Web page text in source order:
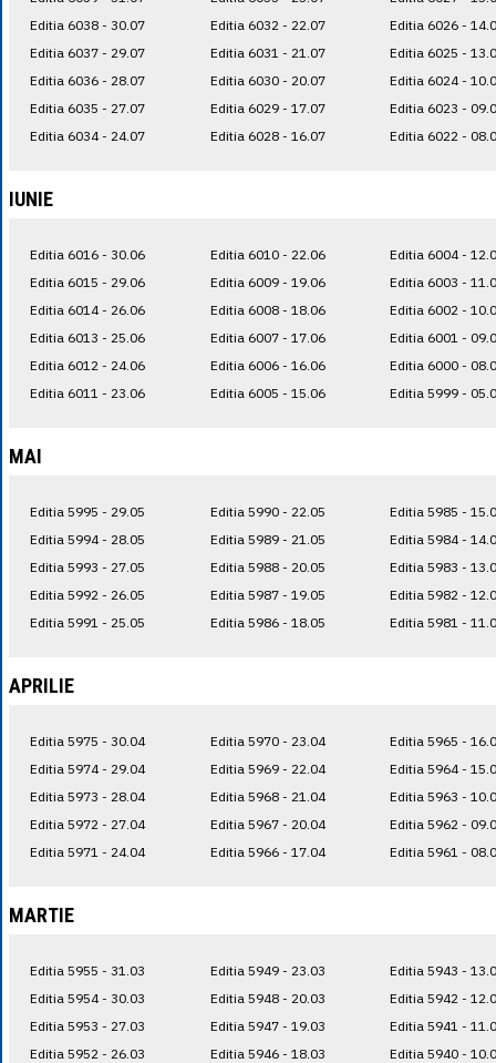
Editia 6038 - 30.07
Editia 6037 - 29.07
Editia 6036 - 28.07
Editia 6035 - 27.07
Editia 6034 - 24.07
Editia 6032 - 22.07
Editia 6031 - 21.07
Editia 6030 - 20.07
Editia 6029 - 17.07
Editia 6028 - 16.07
Editia 6026 -
Editia 6025 -
Editia 6024 -
Editia 6023 -
Editia 6022 -
IUNIE
Editia 6016 - 30.06
Editia 6015 - 29.06
Editia 6014 - 26.06
Editia 6013 - 25.06
Editia 6012 - 24.06
Editia 6011 - 23.06
Editia 6010 - 22.06
Editia 6009 - 19.06
Editia 6008 - 18.06
Editia 6007 - 17.06
Editia 6006 - 16.06
Editia 6005 - 15.06
Editia 6004 -
Editia 6003 -
Editia 6002 -
Editia 6001 -
Editia 6000 -
Editia 5999 -
MAI
Editia 5995 - 29.05
Editia 5994 - 28.05
Editia 5993 - 27.05
Editia 5992 - 26.05
Editia 5991 - 25.05
Editia 5990 - 22.05
Editia 5989 - 21.05
Editia 5988 - 20.05
Editia 5987 - 19.05
Editia 5986 - 18.05
Editia 5985 -
Editia 5984 -
Editia 5983 -
Editia 5982 -
Editia 5981 -
APRILIE
Editia 5975 - 30.04
Editia 5974 - 29.04
Editia 5973 - 28.04
Editia 5972 - 27.04
Editia 5971 - 24.04
Editia 5970 - 23.04
Editia 5969 - 22.04
Editia 5968 - 21.04
Editia 5967 - 20.04
Editia 5966 - 17.04
Editia 5965 -
Editia 5964 -
Editia 5963 -
Editia 5962 -
Editia 5961 -
MARTIE
Editia 5955 - 31.03
Editia 5954 - 30.03
Editia 5953 - 27.03
Editia 5952 - 26.03
Editia 5949 - 23.03
Editia 5948 - 20.03
Editia 5947 - 19.03
Editia 5946 - 18.03
Editia 5943 -
Editia 5942 -
Editia 5941 -
Editia 5940 -